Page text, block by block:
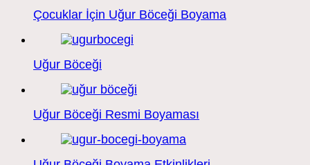
Çocuklar İçin Uğur Böceği Boyama
Uğur Böceği
Uğur Böceği Resmi Boyaması